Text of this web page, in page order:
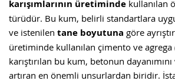
karışımlarının üretiminde kullanılan
türüdür. Bu kum, belirli standartlara
ve istenilen tane boyutuna göre
üretiminde kullanılan çimento ve agrega
karıştırılan bu kum, betonun
artıran en önemli unsurlardan biridir.